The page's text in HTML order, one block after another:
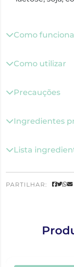
Como funciona
Como utilizar
Precauções
Ingredientes
Lista
PARTILHAR: